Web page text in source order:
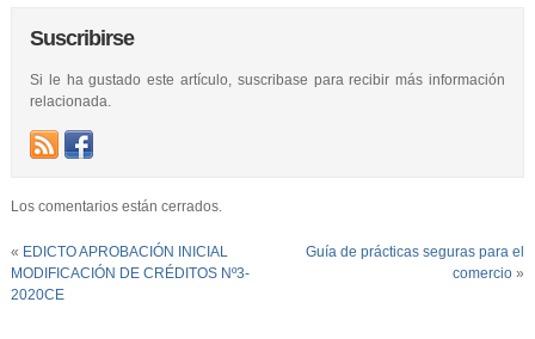
Suscribirse
Si le ha gustado este artículo, suscribase para recibir más información
relacionada.
Los comentarios están cerrados.
« EDICTO APROBACIÓN INICIAL
MODIFICACIÓN DE CRÉDITOS Nº3-
2020CE
Guía de prácticas seguras para el
comercio »